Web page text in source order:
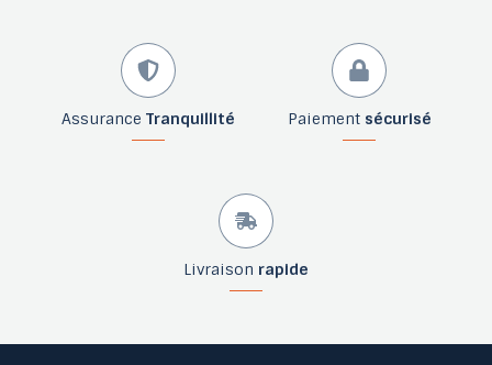
Assurance Tranquillité Paiement sécurisé
Livraison rapide